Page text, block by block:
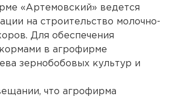
«Артемовский» ведется
на строительство молочно-
Для обеспечения
в агрофирме
зернобобовых культур и
что агрофирма